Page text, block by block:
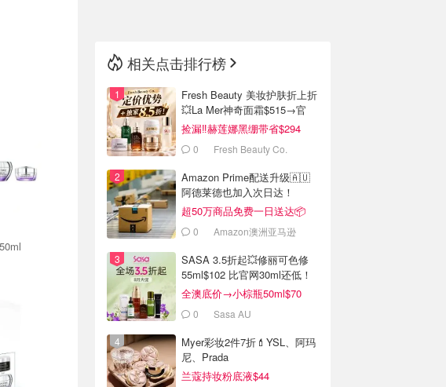
50ml
相关点击排行榜
Fresh Beauty 美妆护肤折上折
💥La Mer神奇面霜$515→官
$955
捡漏‼️赫莲娜黑绷带省$294
0 Fresh Beauty Co.
Amazon Prime配送升级🇦🇺
阿德莱德也加入次日达！
超50万商品免费一日送达📦
0 Amazon澳洲亚马逊
SASA 3.5折起💥修丽可色修
55ml$102 比官网30ml还低！
全澳底价→小棕瓶50ml$70
0 Sasa AU
Myer彩妆2件7折💄YSL、阿玛
尼、Prada
兰蔻持妆粉底液$44